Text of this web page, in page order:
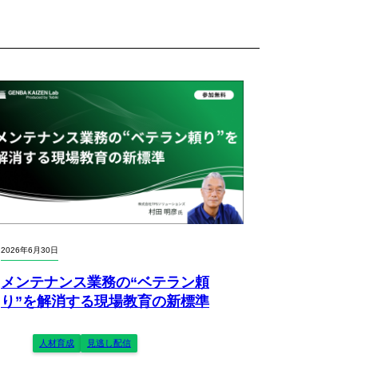
2026年6月30日
メンテナンス業務の“ベテラン頼
り”を解消する現場教育の新標準
人材育成 見逃し配信